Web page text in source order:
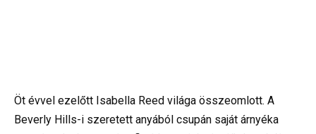
Öt évvel ezelőtt Isabella Reed világa összeomlott. A
Beverly Hills-i szeretett anyából csupán saját árnyéka